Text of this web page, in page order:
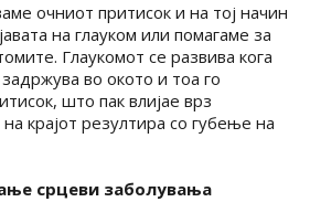
очниот притисок и на тој начин
на глауком или помагаме за
Глаукомот се развива кога
во окото и тоа го
што пак влијае врз
крајот резултира со губење на
срцеви заболувања